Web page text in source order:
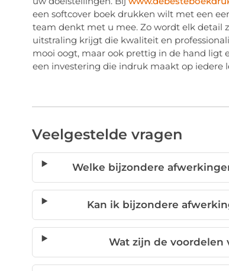
een softcover boek drukken wilt met een
team denkt met u mee. Zo wordt elk detail
uitstraling krijgt die kwaliteit en
mooi oogt, maar ook prettig in de hand ligt
een investering die indruk maakt op iedere
Veelgestelde vragen
Welke bijzondere
Kan ik bijzondere
Wat zijn de voordelen